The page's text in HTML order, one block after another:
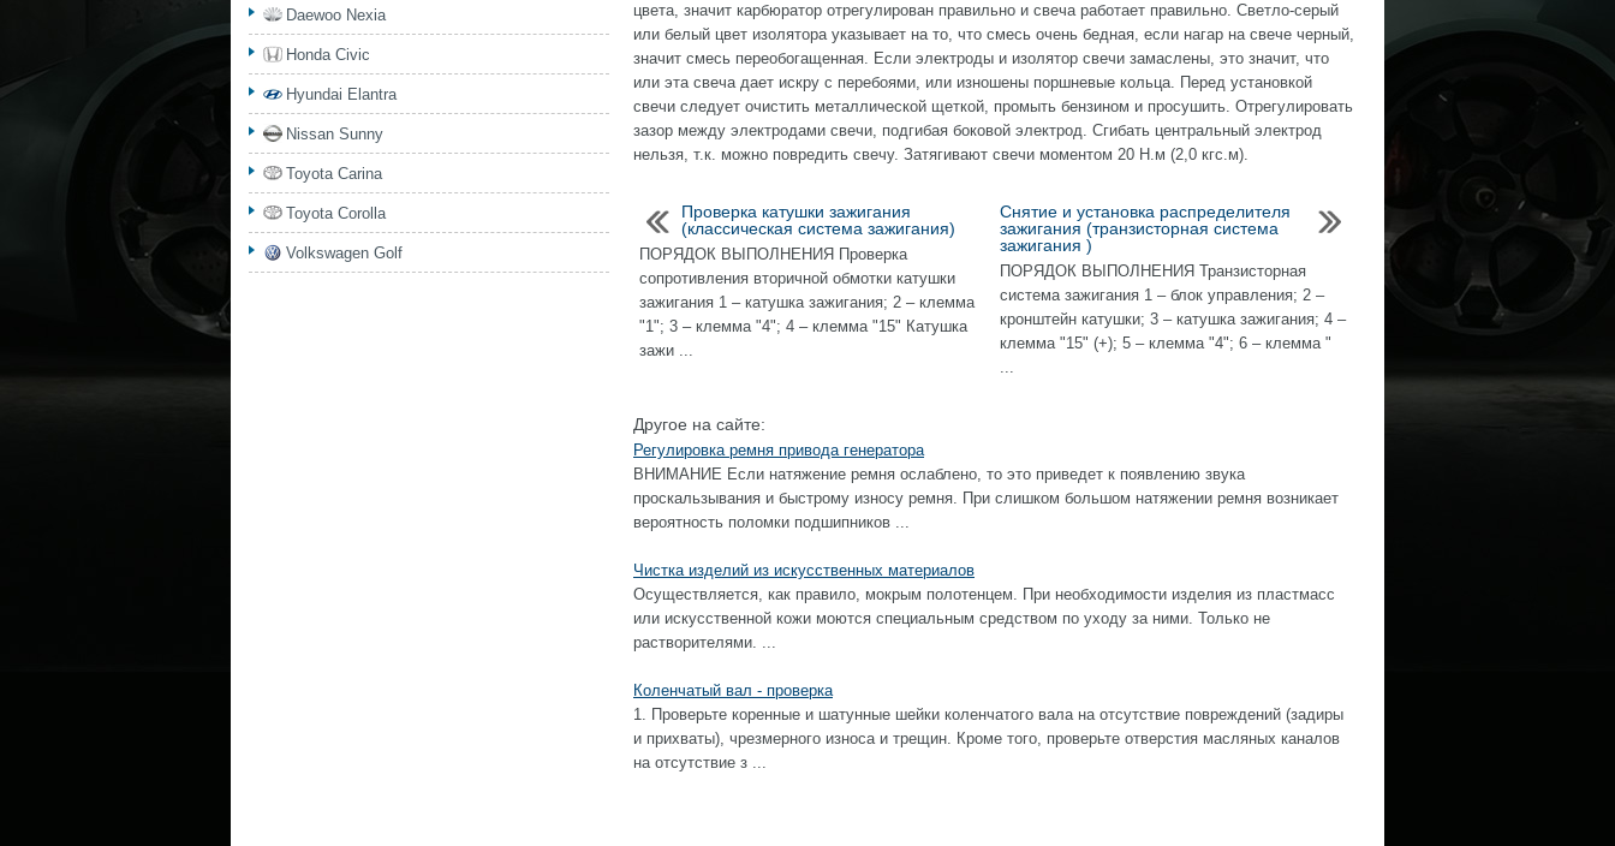
цвета, значит карбюратор отрегулирован правильно и свеча работает правильно. Светло-серый
или белый цвет изолятора указывает на то, что смесь очень бедная, если нагар на свече черный,
значит смесь переобогащенная. Если электроды и изолятор свечи замаслены, это значит, что
или эта свеча дает искру с перебоями, или изношены поршневые кольца. Перед установкой
свечи следует очистить металлической щеткой, промыть бензином и просушить. Отрегулировать
зазор между электродами свечи, подгибая боковой электрод. Сгибать центральный электрод
нельзя, т.к. можно повредить свечу. Затягивают свечи моментом 20 Н.м (2,0 кгс.м).
Проверка катушки зажигания
(классическая система зажигания)
ПОРЯДОК ВЫПОЛНЕНИЯ Проверка
сопротивления вторичной обмотки катушки
зажигания 1 – катушка зажигания; 2 – клемма
"1"; 3 – клемма "4"; 4 – клемма "15" Катушка
зажи ...
Снятие и установка распределителя
зажигания (транзисторная система
зажигания )
ПОРЯДОК ВЫПОЛНЕНИЯ Транзисторная
система зажигания 1 – блок управления; 2 –
кронштейн катушки; 3 – катушка зажигания; 4 –
клемма "15" (+); 5 – клемма "4"; 6 – клемма "
...
Другое на сайте:
Регулировка ремня привода генератора
ВНИМАНИЕ Если натяжение ремня ослаблено, то это приведет к появлению звука
проскальзывания и быстрому износу ремня. При слишком большом натяжении ремня возникает
вероятность поломки подшипников ...
Чистка изделий из искусственных материалов
Осуществляется, как правило, мокрым полотенцем. При необходимости изделия из пластмасс
или искусственной кожи моются специальным средством по уходу за ними. Только не
растворителями. ...
Коленчатый вал - проверка
1. Проверьте коренные и шатунные шейки коленчатого вала на отсутствие повреждений (задиры
и прихваты), чрезмерного износа и трещин. Кроме того, проверьте отверстия масляных каналов
на отсутствие з ...
Daewoo Nexia
Honda Civic
Hyundai Elantra
Nissan Sunny
Toyota Carina
Toyota Corolla
Volkswagen Golf